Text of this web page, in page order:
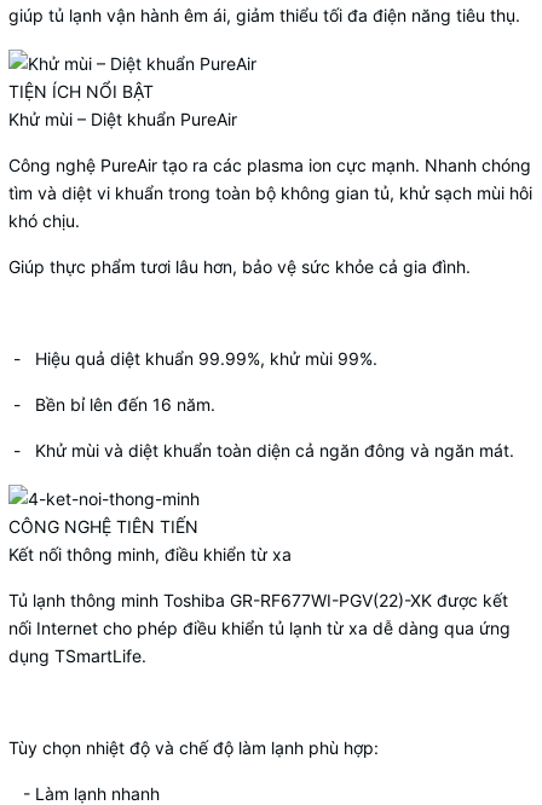
giúp tủ lạnh vận hành êm ái, giảm thiểu tối đa điện năng tiêu thụ.
TIỆN ÍCH NỔI BẬT
Khử mùi – Diệt khuẩn PureAir
Công nghệ PureAir tạo ra các plasma ion cực mạnh. Nhanh chóng
tìm và diệt vi khuẩn trong toàn bộ không gian tủ, khử sạch mùi hôi
khó chịu.
Giúp thực phẩm tươi lâu hơn, bảo vệ sức khỏe cả gia đình.
- Hiệu quả diệt khuẩn 99.99%, khử mùi 99%.
- Bền bỉ lên đến 16 năm.
- Khử mùi và diệt khuẩn toàn diện cả ngăn đông và ngăn mát.
CÔNG NGHỆ TIÊN TIẾN
Kết nối thông minh, điều khiển từ xa
Tủ lạnh thông minh Toshiba GR-RF677WI-PGV(22)-XK được kết
nối Internet cho phép điều khiển tủ lạnh từ xa dễ dàng qua ứng
dụng TSmartLife.
Tùy chọn nhiệt độ và chế độ làm lạnh phù hợp:
- Làm lạnh nhanh